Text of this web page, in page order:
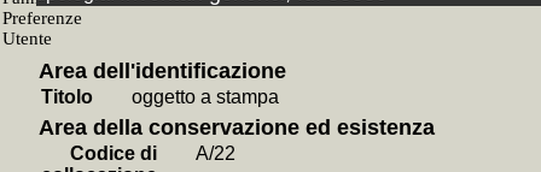
+Il
Area dell'identificazione
Titolo oggetto a stampa
Area della conservazione ed esistenza
Codice di
A/22